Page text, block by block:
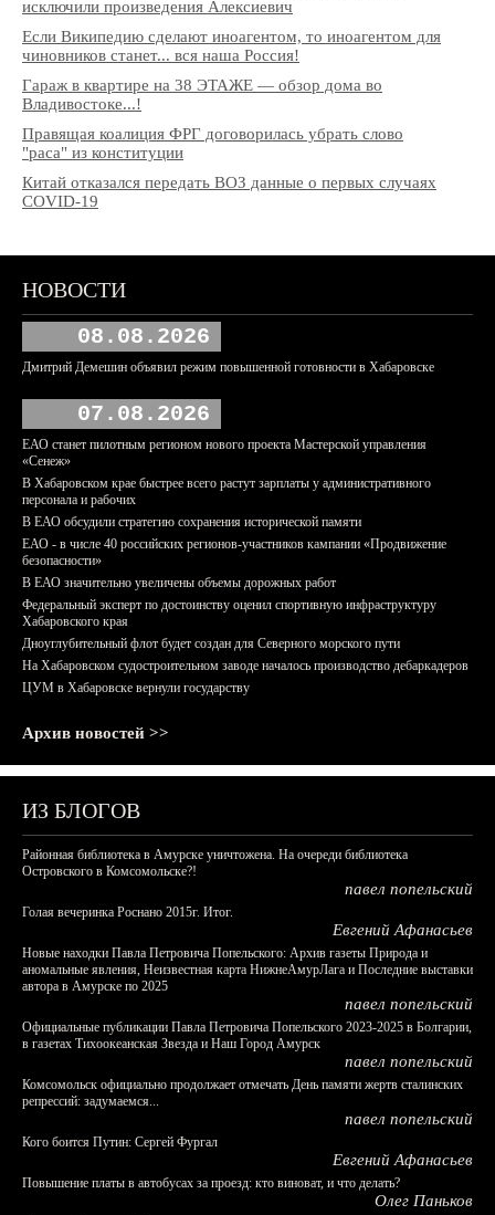
исключили произведения Алексиевич
Если Википедию сделают иноагентом, то иноагентом для
чиновников станет... вся наша Россия!
Гараж в квартире на 38 ЭТАЖЕ — обзор дома во
Владивостоке...!
Правящая коалиция ФРГ договорилась убрать слово
"раса" из конституции
Китай отказался передать ВОЗ данные о первых случаях
COVID-19
НОВОСТИ
08.08.2026
Дмитрий Демешин объявил режим повышенной готовности в Хабаровске
07.08.2026
ЕАО станет пилотным регионом нового проекта Мастерской управления
«Сенеж»
В Хабаровском крае быстрее всего растут зарплаты у административного
персонала и рабочих
В ЕАО обсудили стратегию сохранения исторической памяти
ЕАО - в числе 40 российских регионов-участников кампании «Продвижение
безопасности»
В ЕАО значительно увеличены объемы дорожных работ
Федеральный эксперт по достоинству оценил спортивную инфраструктуру
Хабаровского края
Дноуглубительный флот будет создан для Северного морского пути
На Хабаровском судостроительном заводе началось производство дебаркадеров
ЦУМ в Хабаровске вернули государству
Архив новостей >>
ИЗ БЛОГОВ
Районная библиотека в Амурске уничтожена. На очереди библиотека
Островского в Комсомольске?!
павел попельский
Голая вечеринка Роснано 2015г. Итог.
Евгений Афанасьев
Новые находки Павла Петровича Попельского: Архив газеты Природа и
аномальные явления, Неизвестная карта НижнеАмурЛага и Последние выставки
автора в Амурске по 2025
павел попельский
Официальные публикации Павла Петровича Попельского 2023-2025 в Болгарии,
в газетах Тихоокеанская Звезда и Наш Город Амурск
павел попельский
Комсомольск официально продолжает отмечать День памяти жертв сталинских
репрессий: задумаемся...
павел попельский
Кого боится Путин: Сергей Фургал
Евгений Афанасьев
Повышение платы в автобусах за проезд: кто виноват, и что делать?
Олег Паньков